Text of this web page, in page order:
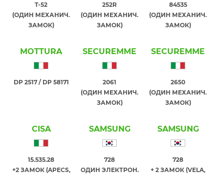
T-52
(ОДИН МЕХАНИЧ.
ЗАМОК)
252R
(ОДИН МЕХАНИЧ.
ЗАМОК)
84535
(ОДИН МЕХАНИЧ.
ЗАМОК)
MOTTURA
DP 2517 / DP 58171
SECUREMME
2061
(ОДИН МЕХАНИЧ.
ЗАМОК)
SECUREMME
2650
(ОДИН МЕХАНИЧ.
ЗАМОК)
CISA
15.535.28
+2 ЗАМОК (APECS,
SAMSUNG
728
ОДИН ЭЛЕКТРОН.
SAMSUNG
728
+ 2 ЗАМОК (VELA,